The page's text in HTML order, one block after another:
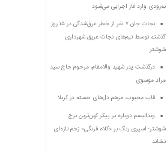
به‌زودی وارد فاز اجرایی می‌شود
نجات جان ۷ نفر از خطر غرق‌شدگی در ۱۵ روز
گذشته توسط تیم‌های نجات غریق شهرداری
شوشتر
درگذشت پدر شهید والامقام، مرحوم حاج سید
مراد موسوی
قاب محبوب، مرهم دل‌های خسته در کربلا
وندالیسم دوباره بر پیکر کهن‌ترین برج
شوشتر؛ اسپری رنگ بر «کلاه فرنگی» زخم تازه‌ای
نشاند